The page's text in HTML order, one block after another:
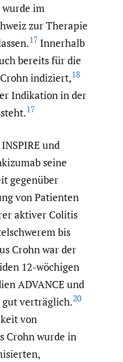
im
zur Therapie
17 Innerhalb
bereits für die
indiziert,18
Indikation in der
17
und
seine
gegenüber
von Patienten
aktiver Colitis
bis
Crohn war der
12-wöchigen
ADVANCE und
gut verträglich.20
von
Crohn wurde in